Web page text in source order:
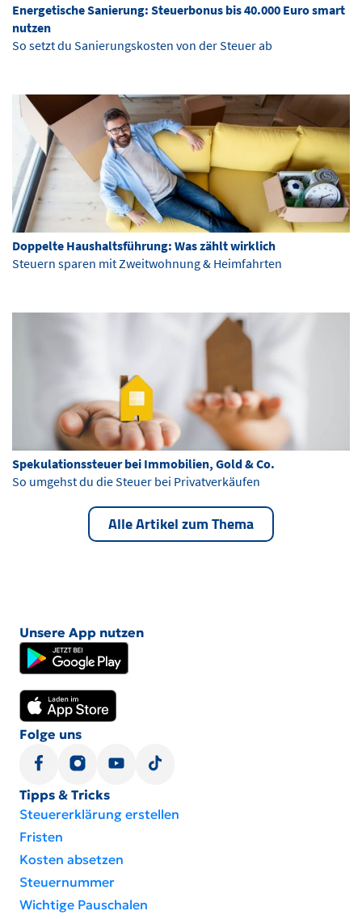
Energetische Sanierung: Steuerbonus bis 40.000 Euro smart
nutzen
So setzt du Sanierungskosten von der Steuer ab
Doppelte Haushaltsführung: Was zählt wirklich
Steuern sparen mit Zweitwohnung & Heimfahrten
Spekulationssteuer bei Immobilien, Gold & Co.
So umgehst du die Steuer bei Privatverkäufen
Alle Artikel zum Thema
Unsere App nutzen
Folge uns
Tipps & Tricks
Steuererklärung erstellen
Fristen
Kosten absetzen
Steuernummer
Wichtige Pauschalen